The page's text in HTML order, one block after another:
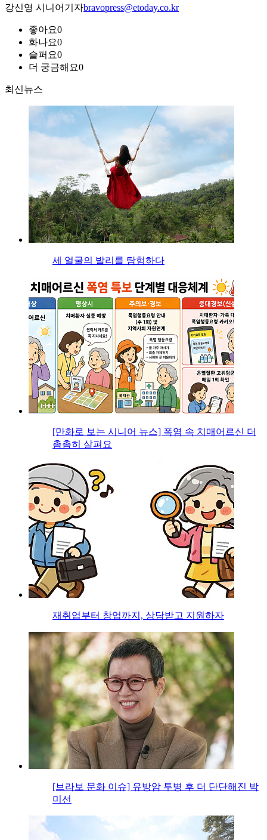
강신영 시니어기자bravopress@etoday.co.kr
좋아요0
화나요0
슬퍼요0
더 궁금해요0
최신뉴스
세 얼굴의 발리를 탐험하다
[만화로 보는 시니어 뉴스] 폭염 속 치매어르신 더
촘촘히 살펴요
재취업부터 창업까지, 상담받고 지원하자
[브라보 문화 이슈] 유방암 투병 후 더 단단해진 박
미선